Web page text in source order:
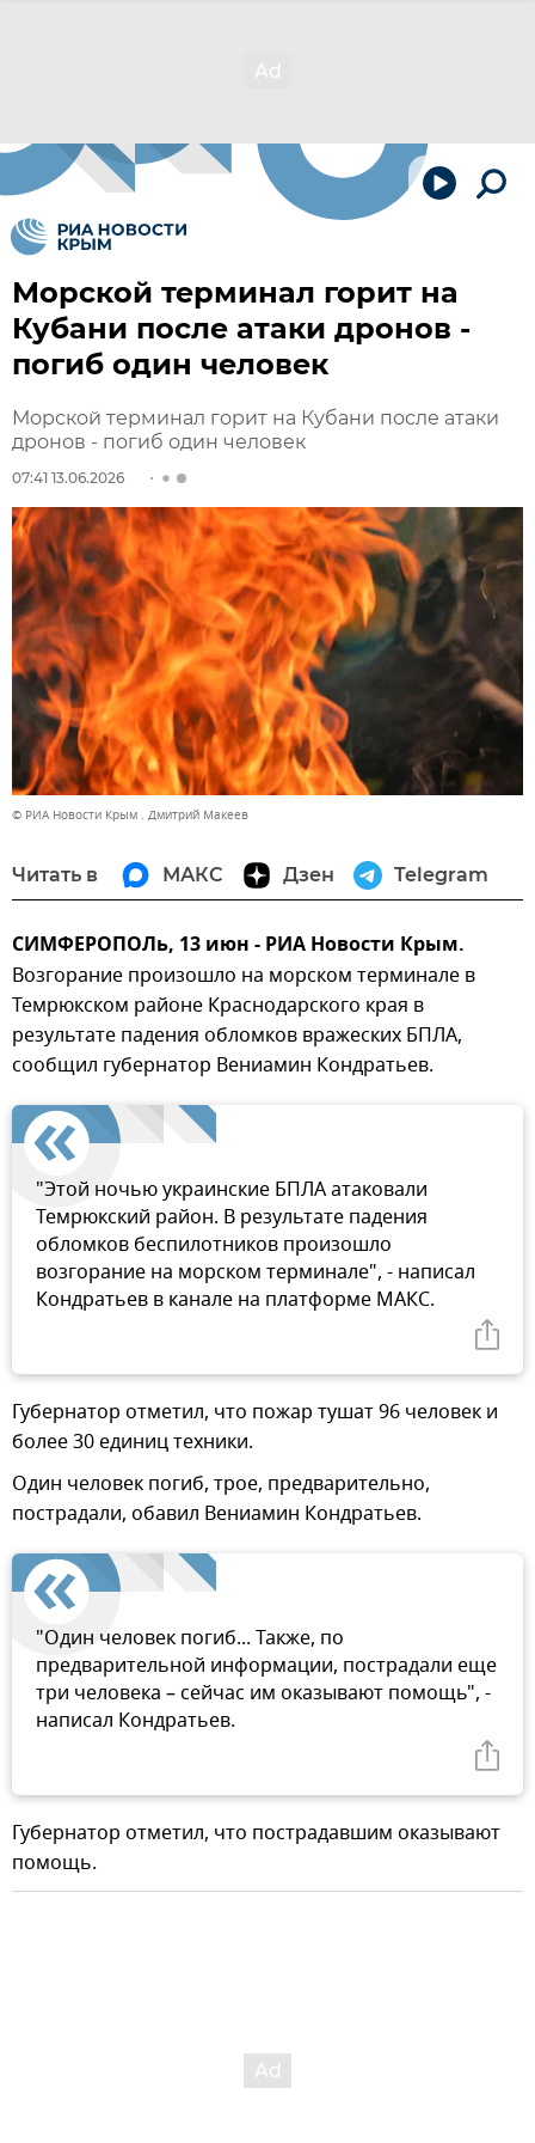
Морской терминал горит на
Кубани после атаки дронов -
погиб один человек
Морской терминал горит на Кубани после атаки
дронов - погиб один человек
07:41 13.06.2026
© РИА Новости Крым . Дмитрий Макеев
Читать в МАКС Дзен Telegram
СИМФЕРОПОЛь, 13 июн - РИА Новости Крым.
Возгорание произошло на морском терминале в
Темрюкском районе Краснодарского края в
результате падения обломков вражеских БПЛА,
сообщил губернатор Вениамин Кондратьев.
"Этой ночью украинские БПЛА атаковали
Темрюкский район. В результате падения
обломков беспилотников произошло
возгорание на морском терминале", - написал
Кондратьев в канале на платформе МАКС.
Губернатор отметил, что пожар тушат 96 человек и
более 30 единиц техники.
Один человек погиб, трое, предварительно,
пострадали, обавил Вениамин Кондратьев.
"Один человек погиб... Также, по
предварительной информации, пострадали еще
три человека – сейчас им оказывают помощь", -
написал Кондратьев.
Губернатор отметил, что пострадавшим оказывают
помощь.